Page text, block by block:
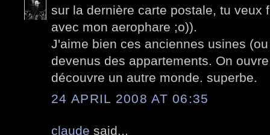
sur la dernière carte postale, tu veux
avec mon aerophare ;o)).
J'aime bien ces anciennes usines
devenus des appartements. On
découvre un autre monde. superbe.
24 APRIL 2008 AT 06:35
claude said...